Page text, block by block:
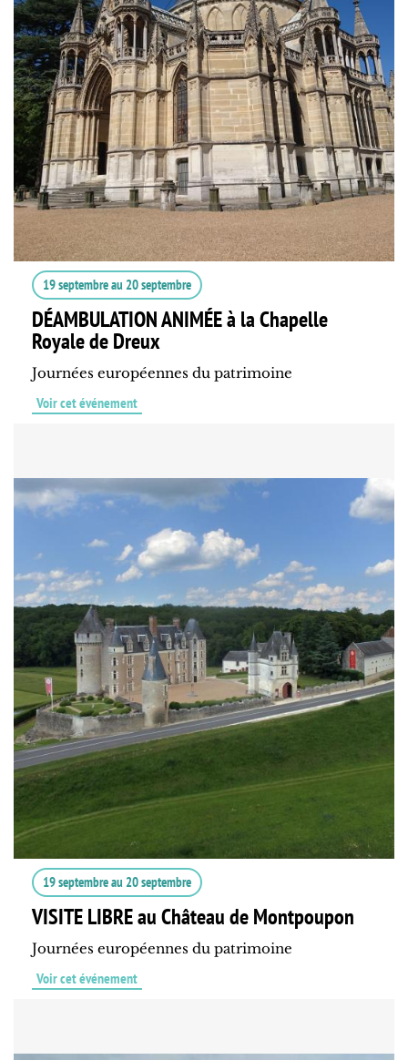
19 septembreau 20 septembre
DÉAMBULATION ANIMÉE à la Chapelle
Royale de Dreux
Journées européennes du patrimoine
Voir cet événement
19 septembreau 20 septembre
VISITE LIBRE au Château de Montpoupon
Journées européennes du patrimoine
Voir cet événement